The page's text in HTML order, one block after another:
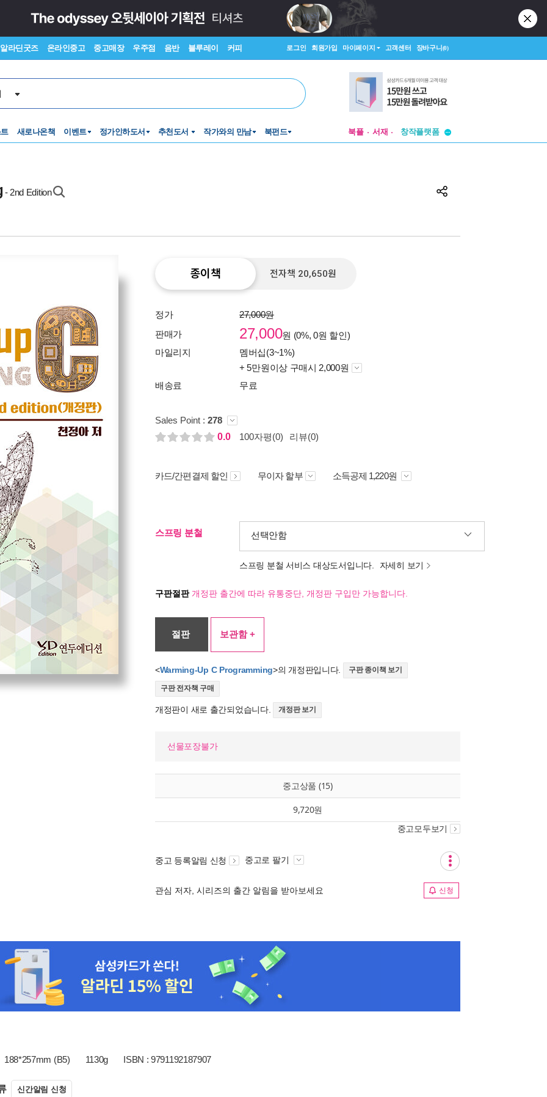
알라딘굿즈 온라인중고 중고매장 우주점 음반 블루레이 커피 로그인 회원가입 마이페이지 고객센터 장바구니(0)
새로나온책 이벤트 정가인하도서 추천도서 작가와의 만남 북펀드 북플 서재
창작플랫폼
- 2nd Edition
종이책 전자책 20,650원
정가
27,000원
판매가
27,000원 (0%, 0원 할인)
마일리지
멤버십(3~1%)
+ 5만원이상 구매시 2,000원
배송료
무료
Sales Point : 278
0.0
100자평(0) 리뷰(0)
카드/간편결제 할인 무이자 할부 소득공제 1,220원
스프링 분철 선택안함
스프링 분철 서비스 대상도서입니다. 자세히 보기
구판절판개정판 출간에 따라 유통중단, 개정판 구입만 가능합니다.
절판 보관함 +
<Warming-Up C Programming>의 개정판입니다. 구판 종이책 보기
구판 전자책 구매
개정판이 새로 출간되었습니다. 개정판 보기
선물포장불가
중고상품 (15)
9,720원
중고모두보기
중고 등록알림 신청 중고로 팔기
관심 저자, 시리즈의 출간 알림을 받아보세요 신청
188*257mm (B5) 1130g ISBN : 9791192187907
신간알림 신청